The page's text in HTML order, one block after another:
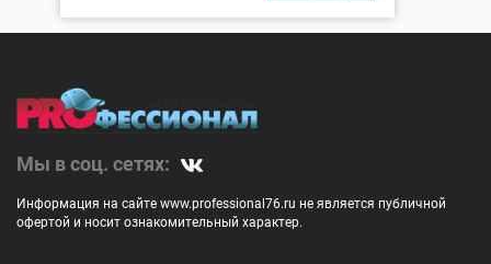
Мы в соц. сетях:
Информация на сайте www.professional76.ru не является публичной
офертой и носит ознакомительный характер.